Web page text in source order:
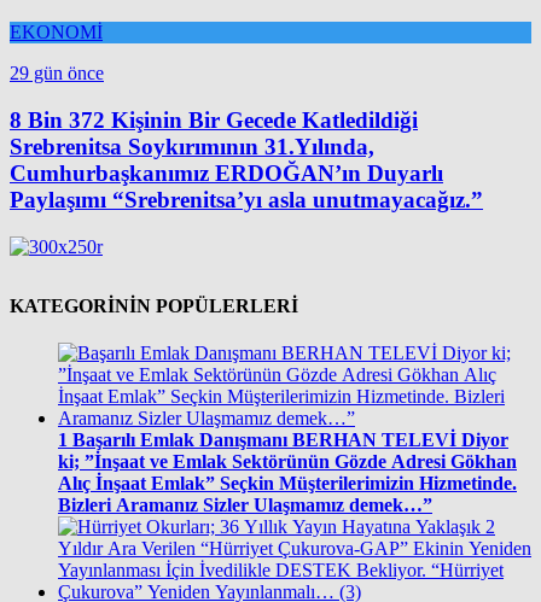
EKONOMİ
29 gün önce
8 Bin 372 Kişinin Bir Gecede Katledildiği
Srebrenitsa Soykırımının 31.Yılında,
Cumhurbaşkanımız ERDOĞAN’ın Duyarlı
Paylaşımı “Srebrenitsa’yı asla unutmayacağız.”
KATEGORİNİN POPÜLERLERİ
1 Başarılı Emlak Danışmanı BERHAN TELEVİ Diyor
ki; ”İnşaat ve Emlak Sektörünün Gözde Adresi Gökhan
Alıç İnşaat Emlak” Seçkin Müşterilerimizin Hizmetinde.
Bizleri Aramanız Sizler Ulaşmamız demek…”